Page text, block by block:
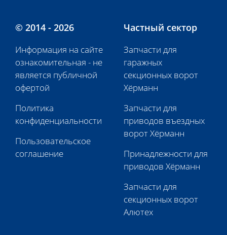
© 2014 - 2026
Информация на сайте
ознакомительная - не
является публичной
офертой
Политика
конфиденциальности
Пользовательское
соглашение
Частный сектор
Запчасти для
гаражных
секционных ворот
Хёрманн
Запчасти для
приводов въездных
ворот Хёрманн
Принадлежности для
приводов Хёрманн
Запчасти для
секционных ворот
Алютех